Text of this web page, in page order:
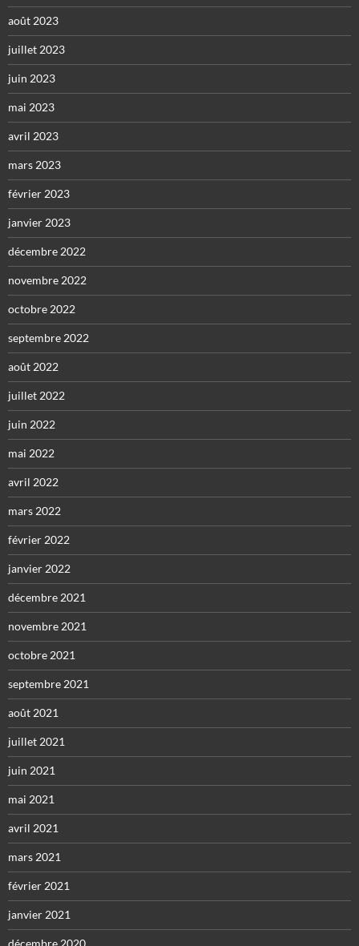
août 2023
juillet 2023
juin 2023
mai 2023
avril 2023
mars 2023
février 2023
janvier 2023
décembre 2022
novembre 2022
octobre 2022
septembre 2022
août 2022
juillet 2022
juin 2022
mai 2022
avril 2022
mars 2022
février 2022
janvier 2022
décembre 2021
novembre 2021
octobre 2021
septembre 2021
août 2021
juillet 2021
juin 2021
mai 2021
avril 2021
mars 2021
février 2021
janvier 2021
décembre 2020